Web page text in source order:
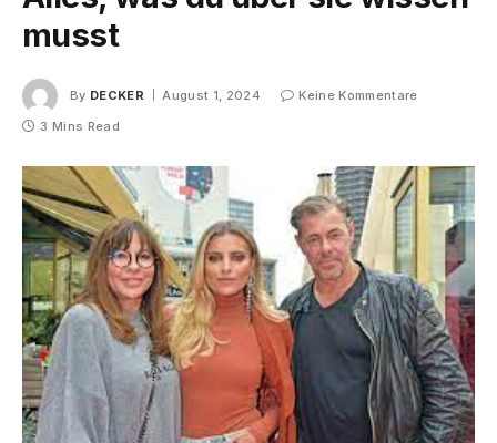
musst
By DECKER August 1, 2024
Keine Kommentare
3 Mins Read